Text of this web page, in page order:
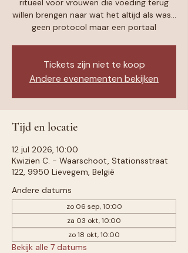
ritueel voor vrouwen die voeding terug
willen brengen naar wat het altijd als was...
geen protocol maar een portaal
Tickets zijn niet te koop
Andere evenementen bekijken
Tijd en locatie
12 jul 2026, 10:00
Kwizien C. - Waarschoot, Stationsstraat
122, 9950 Lievegem, België
Andere datums
zo 06 sep, 10:00
za 03 okt, 10:00
zo 18 okt, 10:00
Bekijk alle 7 datums